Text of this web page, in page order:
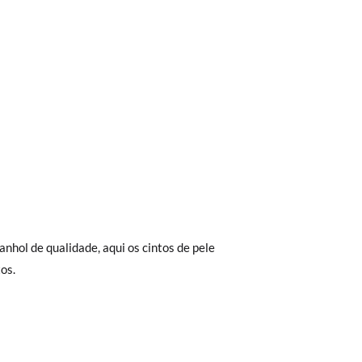
de qualidade, aqui os cintos de pele
em loja, na modalidade de envio
a nossa loja física à porta da
Urgente (1 a 2 dias úteis para